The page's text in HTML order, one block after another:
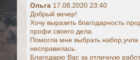
Ольга 17.08.2020 23:40
Добрый вечер!
Хочу выразить благодарность
профи своего дела.
Помогла мне выбрать
несправилась.
Благодарю Вас за отличную